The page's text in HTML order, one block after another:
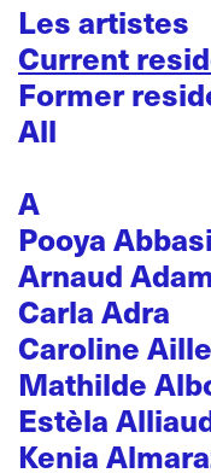
Les artistes
Current
Former
All
A
Pooya
Arnaud
Carla Adra
Caroline
Mathilde
Estèla
Kenia